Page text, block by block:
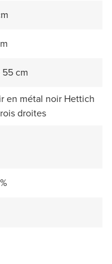
cm
en métal noir Hettich
droites